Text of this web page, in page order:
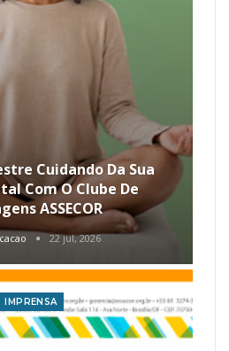
Cuidando Da Sua
Com O Clube De
ASSECOR
22 jul, 2026
IMPRENSA